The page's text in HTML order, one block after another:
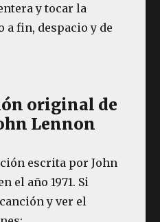
y tocar la
fin, despacio y de
original de
Lennon
escrita por John
el año 1971. Si
y ver el